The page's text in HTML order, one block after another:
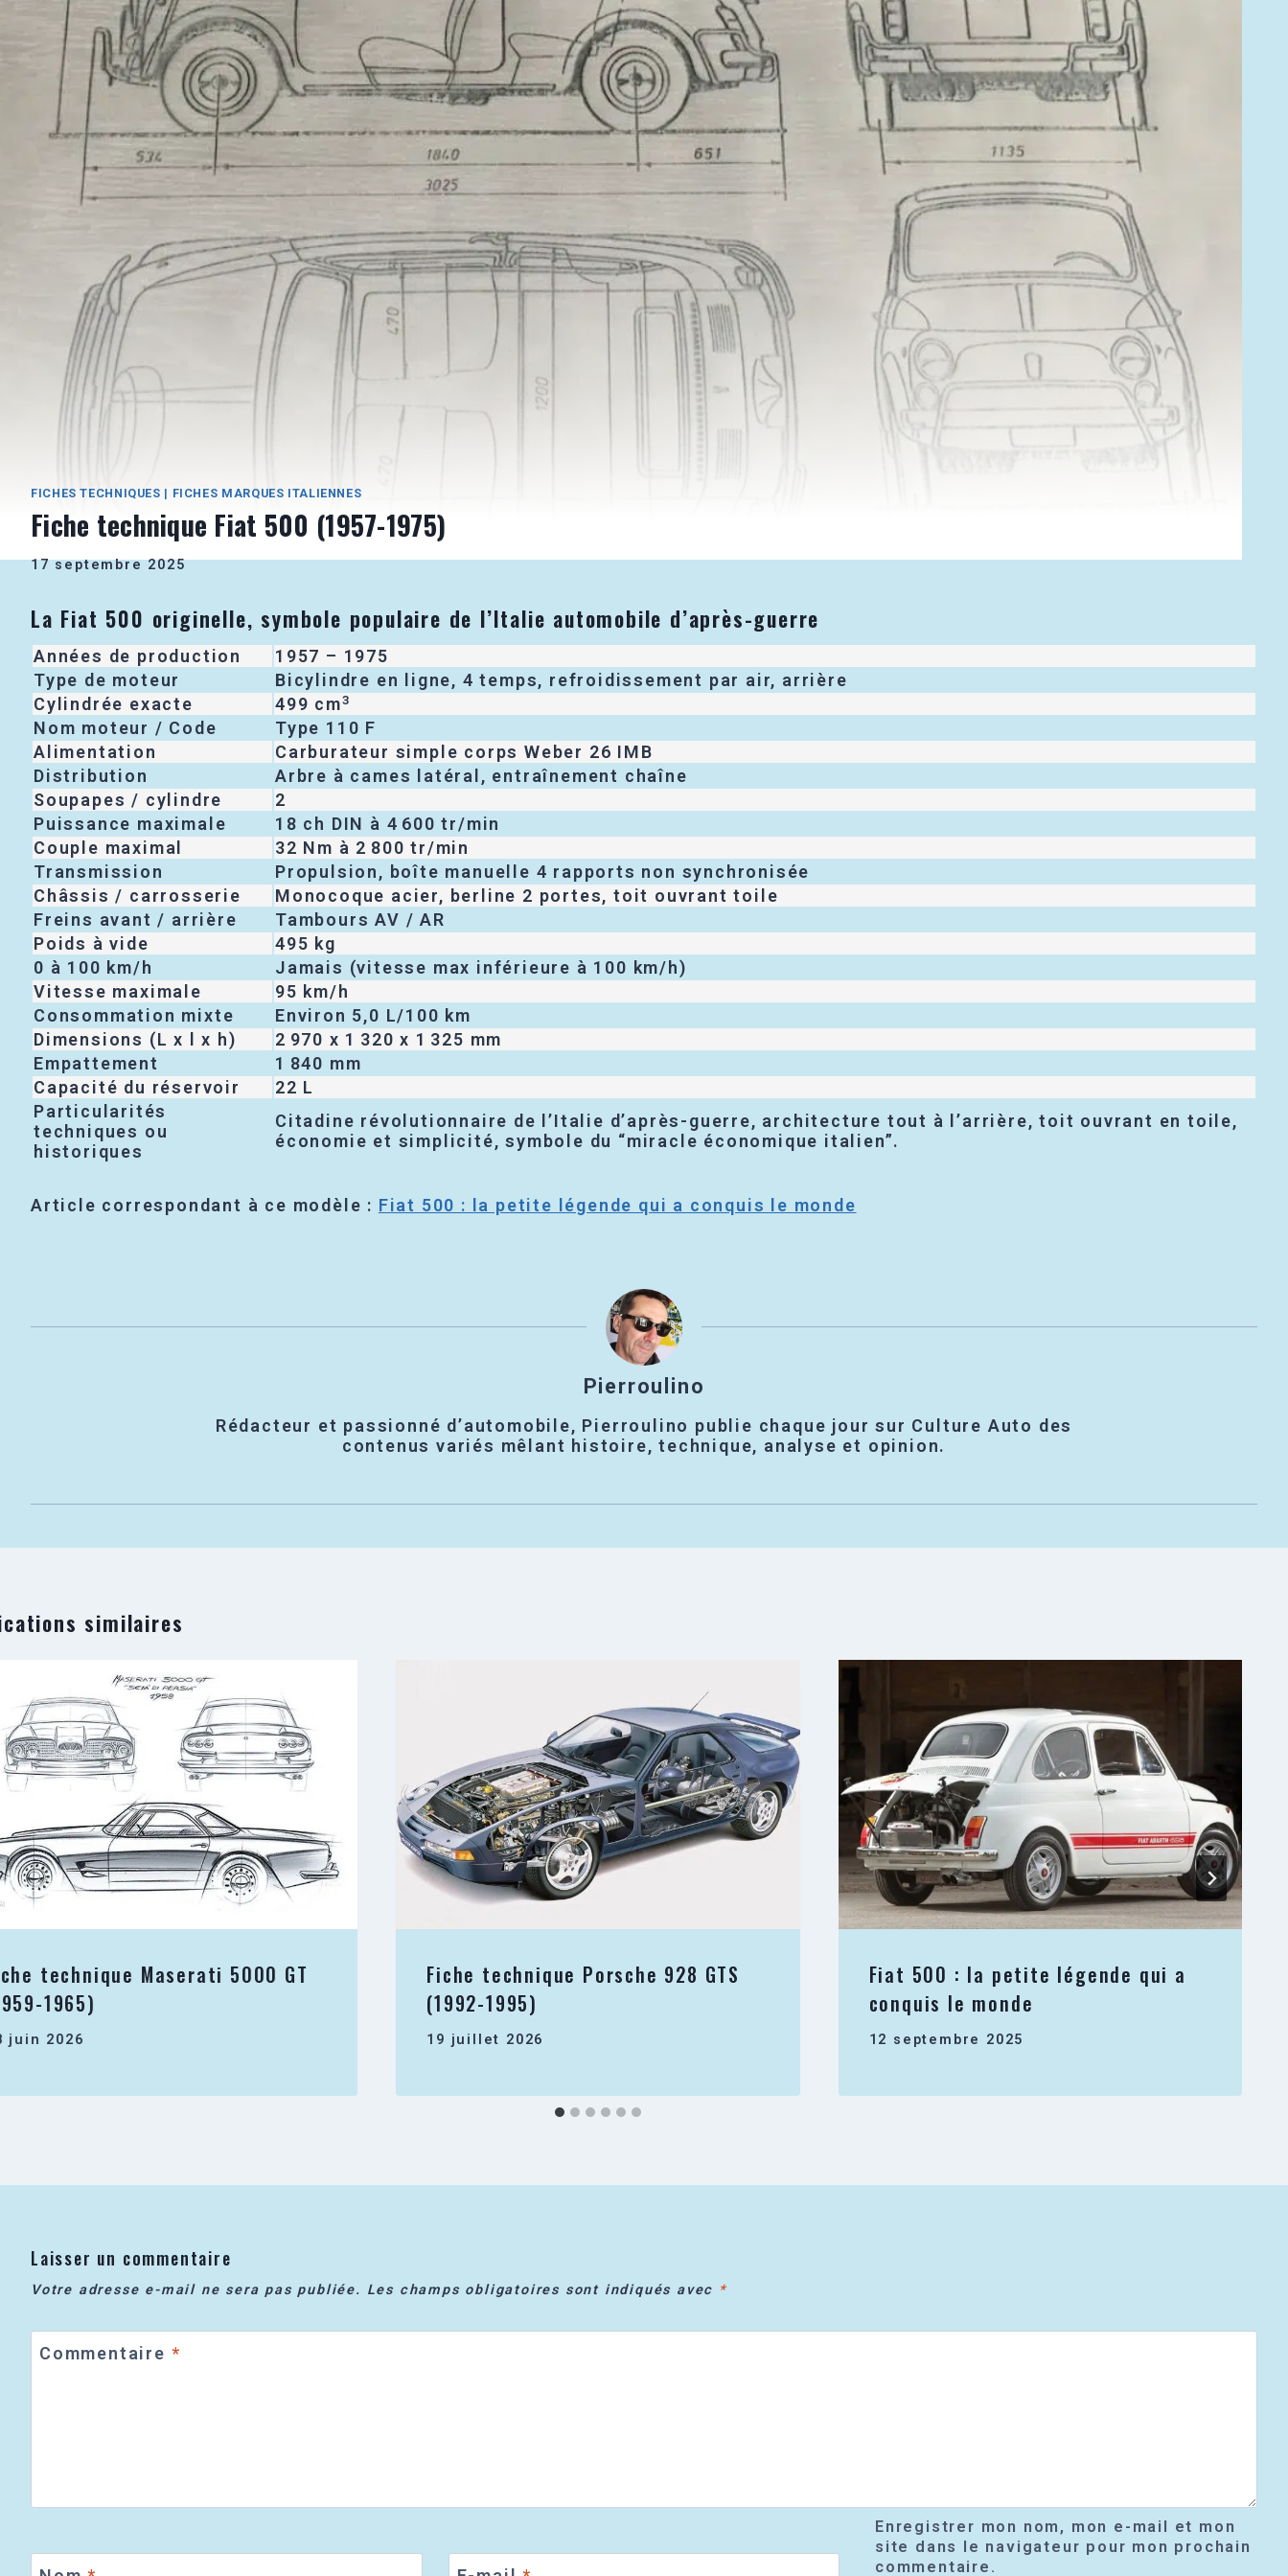
FICHES TECHNIQUES | FICHES MARQUES ITALIENNES
Fiche technique Fiat 500 (1957-1975)
17 septembre 2025
La Fiat 500 originelle, symbole populaire de l’Italie automobile d’après-guerre
Années de production
1957 – 1975
Type de moteur
Bicylindre en ligne, 4 temps, refroidissement par air, arrière
Cylindrée exacte
499 cm3
Nom moteur / Code
Type 110 F
Alimentation
Carburateur simple corps Weber 26 IMB
Distribution
Arbre à cames latéral, entraînement chaîne
Soupapes / cylindre
2
Puissance maximale
18 ch DIN à 4 600 tr/min
Couple maximal
32 Nm à 2 800 tr/min
Transmission
Propulsion, boîte manuelle 4 rapports non synchronisée
Châssis / carrosserie
Monocoque acier, berline 2 portes, toit ouvrant toile
Freins avant / arrière
Tambours AV / AR
Poids à vide
495 kg
0 à 100 km/h
Jamais (vitesse max inférieure à 100 km/h)
Vitesse maximale
95 km/h
Consommation mixte
Environ 5,0 L/100 km
Dimensions (L x l x h)
2 970 x 1 320 x 1 325 mm
Empattement
1 840 mm
Capacité du réservoir
22 L
Particularités
techniques ou
historiques
Citadine révolutionnaire de l’Italie d’après-guerre, architecture tout à l’arrière, toit ouvrant en toile,
économie et simplicité, symbole du “miracle économique italien”.
Article correspondant à ce modèle : Fiat 500 : la petite légende qui a conquis le monde
Pierroulino
Rédacteur et passionné d’automobile, Pierroulino publie chaque jour sur Culture Auto des
contenus variés mêlant histoire, technique, analyse et opinion.
similaires
technique Maserati 5000 GT
1965)
juin 2026
Fiche technique Porsche 928 GTS
(1992-1995)
19 juillet 2026
Fiat 500 : la petite légende qui a
conquis le monde
12 septembre 2025
Laisser un commentaire
Votre adresse e-mail ne sera pas publiée. Les champs obligatoires sont indiqués avec *
Commentaire *
Enregistrer mon nom, mon e-mail et mon
site dans le navigateur pour mon prochain
commentaire.